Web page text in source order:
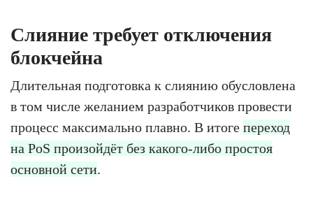
Слияние требует отключения
блокчейна
Длительная подготовка к слиянию обусловлена
в том числе желанием разработчиков провести
процесс максимально плавно. В итоге переход
на PoS произойдёт без какого-либо простоя
основной сети.